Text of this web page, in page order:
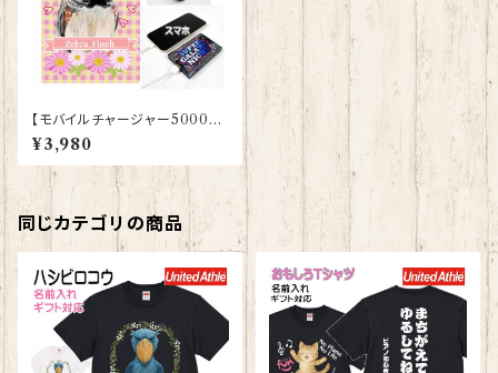
【モバイルチャージャー5000m
Ah】キンカチョウ｜スマホ充電
器【型番 J-33】ピンク KYAPI
Art きゃぴあーと
¥3,980
同じカテゴリの商品